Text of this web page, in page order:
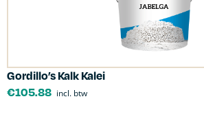
Gordillo’s Kalk Kalei
€105.88 incl. btw